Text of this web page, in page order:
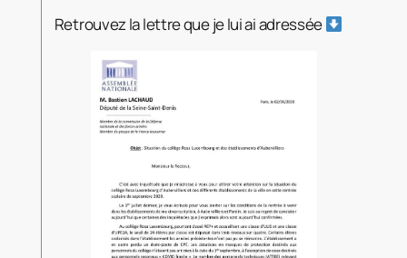
Retrouvez la lettre que je lui ai adressée